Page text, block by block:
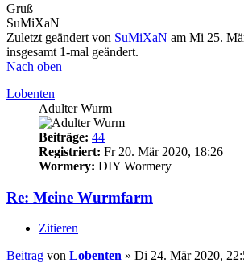
Gruß
SuMiXaN
Zuletzt geändert von SuMiXaN am Mi 25.
insgesamt 1-mal geändert.
Nach oben
Lobenten
Adulter Wurm
Beiträge: 44
Registriert: Fr 20. Mär 2020, 18:26
Wormery: DIY Wormery
Re: Meine Wurmfarm
Zitieren
Beitrag von Lobenten » Di 24. Mär 2020,